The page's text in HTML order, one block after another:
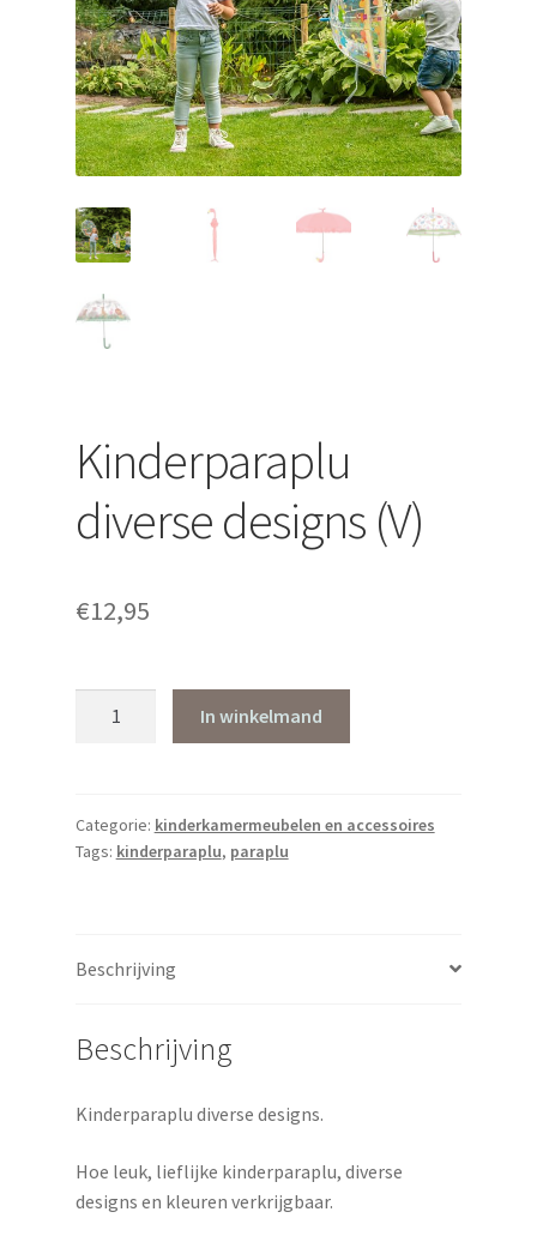
Kinderparaplu
diverse designs (V)
€12,95
aantal
In winkelmand
Categorie: kinderkamermeubelen en accessoires
Tags: kinderparaplu, paraplu
Beschrijving
Beschrijving
Kinderparaplu diverse designs.
Hoe leuk, lieflijke kinderparaplu, diverse
designs en kleuren verkrijgbaar.